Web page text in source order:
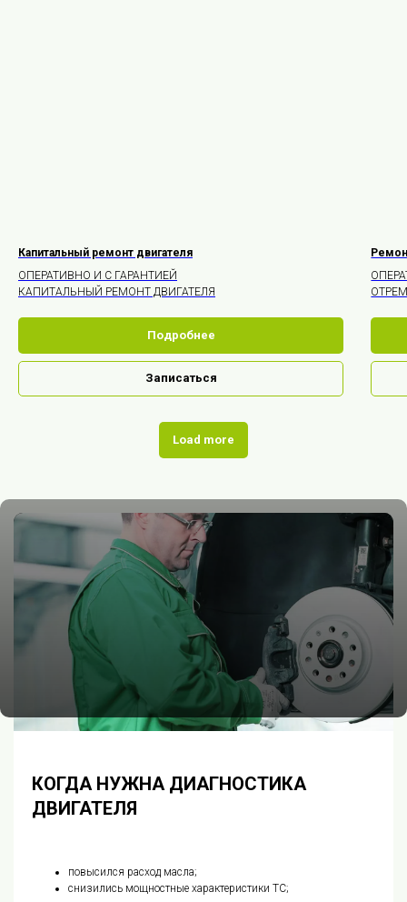
Капитальный ремонт двигателя
ОПЕРАТИВНО И С ГАРАНТИЕЙ
КАПИТАЛЬНЫЙ РЕМОНТ ДВИГАТЕЛЯ
Подробнее
Записаться
Load more
КОГДА НУЖНА ДИАГНОСТИКА
ДВИГАТЕЛЯ
повысился расход масла;
снизились мощностные характеристики ТС;